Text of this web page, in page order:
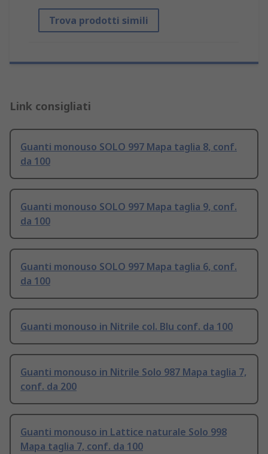
Trova prodotti simili
Link consigliati
Guanti monouso SOLO 997 Mapa taglia 8, conf.
da 100
Guanti monouso SOLO 997 Mapa taglia 9, conf.
da 100
Guanti monouso SOLO 997 Mapa taglia 6, conf.
da 100
Guanti monouso in Nitrile col. Blu conf. da 100
Guanti monouso in Nitrile Solo 987 Mapa taglia 7,
conf. da 200
Guanti monouso in Lattice naturale Solo 998
Mapa taglia 7, conf. da 100